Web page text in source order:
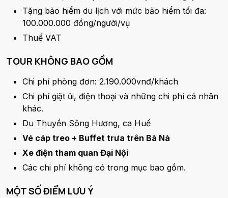
Tặng bảo hiểm du lịch với mức bảo hiểm tối đa:
100.000.000 đồng/người/vụ
Thuế VAT
TOUR KHÔNG BAO GỒM
Chi phí phòng đơn: 2.190.000vnđ/khách
Chi phí giặt ủi, điện thoại và những chi phí cá nhân
khác.
Du Thuyền Sông Hương, ca Huế
Vé cáp treo + Buffet trưa trên Bà Nà
Xe điện tham quan Đại Nội
Các chi phí không có trong mục bao gồm.
MỘT SỐ ĐIỂM LƯU Ý